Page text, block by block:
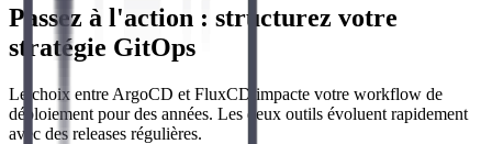
Passez à l'action : structurez votre
stratégie GitOps
Le choix entre ArgoCD et FluxCD impacte votre workflow de
déploiement pour des années. Les deux outils évoluent rapidement
avec des releases régulières.